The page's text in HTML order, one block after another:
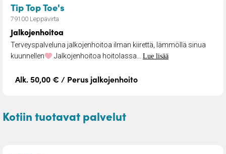
Tip Top Toe's
79100 Leppävirta
Jalkojenhoitoa
Terveyspalveluna jalkojenhoitoa ilman kiirettä, lämmöllä sinua
kuunnellen
Jalkojenhoitoa hoitolassa... Lue lisää
Alk. 50,00 € / Perus jalkojenhoito
Kotiin tuotavat palvelut